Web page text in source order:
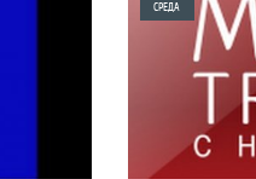
СРЕДА